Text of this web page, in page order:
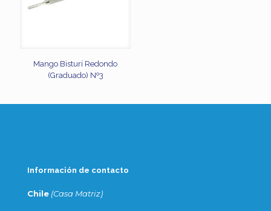
Mango Bisturí Redondo
(Graduado) Nº3
Información de contacto
Chile (Casa Matriz)